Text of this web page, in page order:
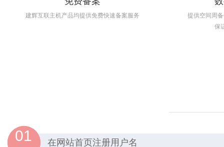
建辉互联主机产品均提供免费快速备案服务
提供空间周
保
01 在网站首页注册用户名